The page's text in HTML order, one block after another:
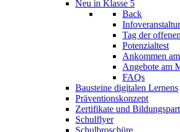
Neu in Klasse 5
Back
Tag der
Potenzialtest
Ankommen
Angebote am
FAQs
Bausteine digitalen Lernens
Präventionskonzept
Zertifikate und
Schulflyer
Schulbroschüre